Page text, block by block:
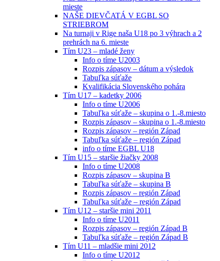
mieste
NAŠE DIEVČATÁ V EGBL SO
STRIEBROM
Na turnaji v Rige naša U18 po 3 výhrach a 2
prehrách na 6. mieste
Tím U23 – mladé ženy
Info o tíme U2003
Rozpis zápasov – dátum a výsledok
Tabuľka súťaže
Kvalifikácia Slovenského pohára
Tím U17 – kadetky 2006
Info o tíme U2006
Tabuľka súťaže – skupina o 1.-8.miesto
Rozpis zápasov – skupina o 1.-8.miesto
Rozpis zápasov – región Západ
Tabuľka súťaže – región Západ
info o tíme EGBL U18
Tím U15 – staršie žiačky 2008
Info o tíme U2008
Rozpis zápasov – skupina B
Tabuľka súťaže – skupina B
Rozpis zápasov – región Západ
Tabuľka súťaže – región Západ
Tím U12 – staršie mini 2011
Info o tíme U2011
Rozpis zápasov – región Západ B
Tabuľka súťaže – región Západ B
Tím U11 – mladšie mini 2012
Info o tíme U2012